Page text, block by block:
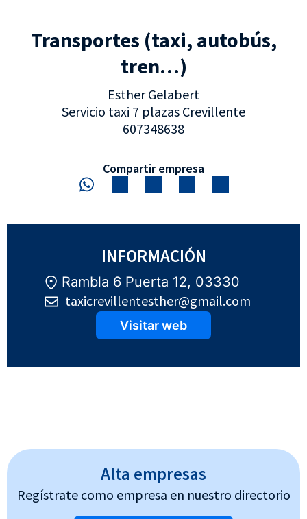
Transportes (taxi, autobús,
tren…)
Esther Gelabert
Servicio taxi 7 plazas Crevillente
607348638
Compartir empresa
INFORMACIÓN
Rambla 6 Puerta 12, 03330
taxicrevillentesther@gmail.com
Visitar web
Alta empresas
Regístrate como empresa en nuestro directorio